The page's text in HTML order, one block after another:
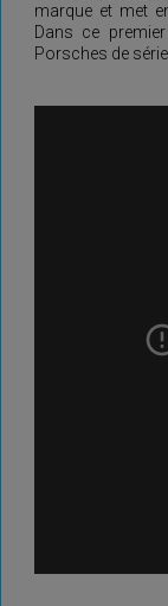
marque et met
Dans ce
Porsches de